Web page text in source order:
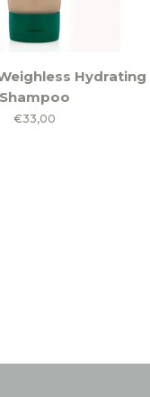
Hydrating
Shampoo
€33,00